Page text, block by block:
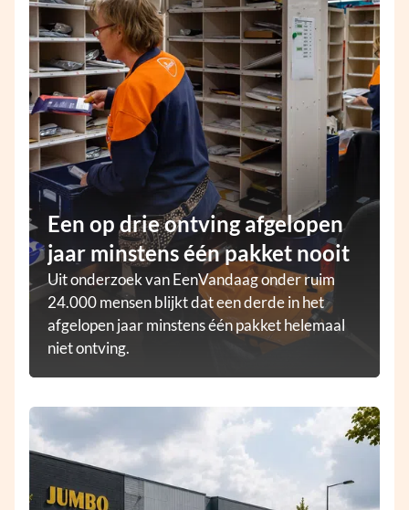
Een op drie ontving afgelopen
jaar minstens één pakket nooit
Uit onderzoek van EenVandaag onder ruim
24.000 mensen blijkt dat een derde in het
afgelopen jaar minstens één pakket helemaal
niet ontving.